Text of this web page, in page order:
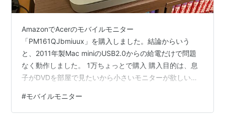
AmazonでAcerのモバイルモニター
「PM161QJbmiuux」を購入しました。結論からいう
と、2011年製Mac miniのUSB2.0からの給電だけで問題
なく動作しました。 1万ちょっとで購入 購入目的は、息
子がDVDを部屋で見たいから小さいモニターが欲しいと
即断。 そんなに欲しかったのか…。 商品仕様の欄の接続
性に「通信・接続インターフェース：USBタイプA」と書
#モバイルモニター